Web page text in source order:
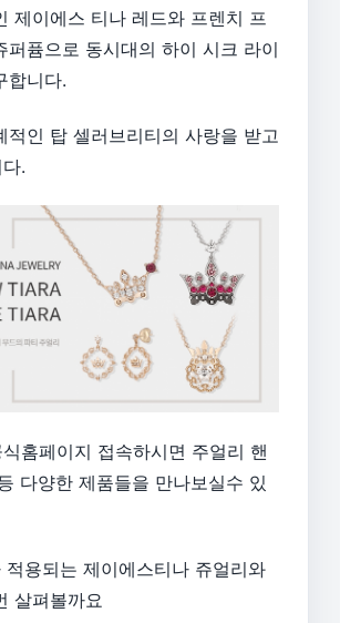
제이에스 티나 레드와 프렌치 프
퍼퓸으로 동시대의 하이 시크 라이
합니다.
적인 탑 셀러브리티의 사랑을 받고
.
홈페이지 접속하시면 주얼리 핸
다양한 제품들을 만나보실수 있
적용되는 제이에스티나 쥬얼리와
살펴볼까요